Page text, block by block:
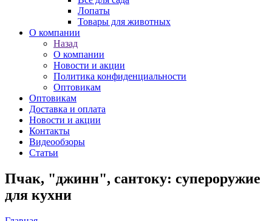
Лопаты
Товары для животных
О компании
Назад
О компании
Новости и акции
Политика конфиденциальности
Оптовикам
Оптовикам
Доставка и оплата
Новости и акции
Контакты
Видеообзоры
Статьи
Пчак, "джинн", сантоку: супероружие
для кухни